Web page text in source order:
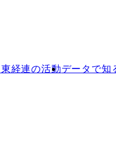
東経連の活動データで知